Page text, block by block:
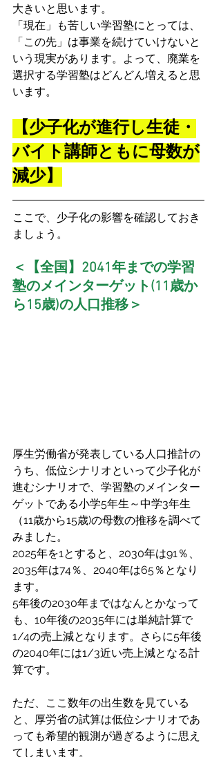
大きいと思います。
「現在」も苦しい学習塾にとっては、
「この先」は事業を続けていけないと
いう現実があります。よって、廃業を
選択する学習塾はどんどん増えると思
います。
【少子化が進行し生徒・
バイト講師ともに母数が
減少】
ここで、少子化の影響を確認しておき
ましょう。
＜【全国】2041年までの学習
塾のメインターゲット(11歳か
ら15歳)の人口推移＞
厚生労働省が発表している人口推計の
うち、低位シナリオといって少子化が
進むシナリオで、学習塾のメインター
ゲットである小学5年生～中学3年生
（11歳から15歳)の母数の推移を調べて
みました。
2025年を1とすると、2030年は91％、
2035年は74％、2040年は65％となり
ます。
5年後の2030年まではなんとかなって
も、10年後の2035年には単純計算で
1/4の売上減となります。さらに5年後
の2040年には1/3近い売上減となる計
算です。
ただ、ここ数年の出生数を見ている
と、厚労省の試算は低位シナリオであ
っても希望的観測が過ぎるように思え
てしまいます。